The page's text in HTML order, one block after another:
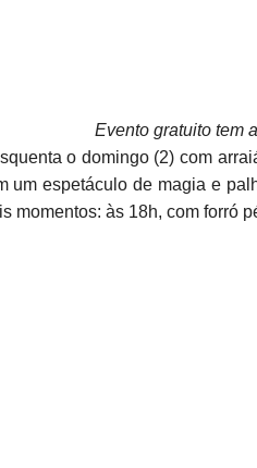
Evento gratuito tem
o domingo (2) com
um espetáculo de magia e
momentos: às 18h, com forró